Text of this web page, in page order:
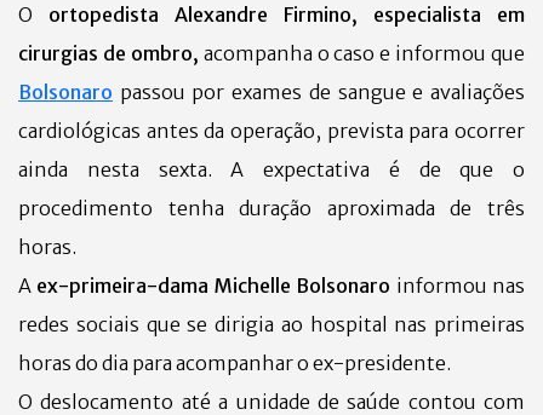
O ortopedista Alexandre Firmino, especialista em
cirurgias de ombro, acompanha o caso e informou que
Bolsonaro passou por exames de sangue e avaliações
cardiológicas antes da operação, prevista para ocorrer
ainda nesta sexta. A expectativa é de que o
procedimento tenha duração aproximada de três
horas.
A ex-primeira-dama Michelle Bolsonaro informou nas
redes sociais que se dirigia ao hospital nas primeiras
horas do dia para acompanhar o ex-presidente.
O deslocamento até a unidade de saúde contou com